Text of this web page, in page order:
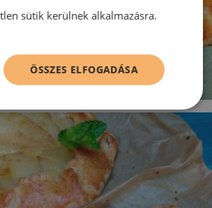
sütik kerülnek alkalmazásra.
ÖSSZES ELFOGADÁSA